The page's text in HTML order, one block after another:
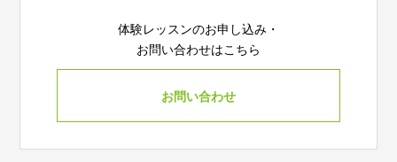
体験レッスンのお申し込み・
お問い合わせはこちら
お問い合わせ